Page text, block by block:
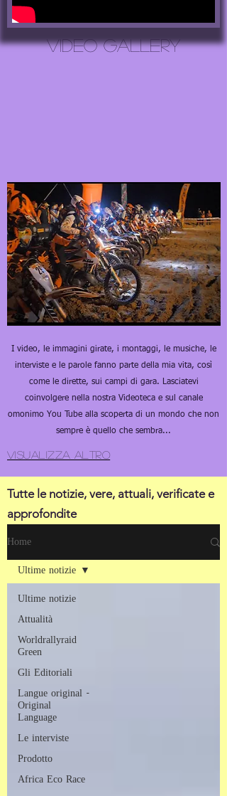
VIDEO GALLERY
I video, le immagini girate, i montaggi, le musiche, le
interviste e le parole fanno parte della mia vita, così
come le dirette, sui campi di gara. Lasciatevi
coinvolgere nella nostra Videoteca e sul canale
omonimo You Tube alla scoperta di un mondo che non
sempre è quello che sembra...
Visualizza altro
Tutte le notizie, vere, attuali, verificate e
approfondite
Home
Ultime notizie
Attualità
Worldrallyraid
Green
Gli Editoriali
Langue original -
Original
Language
Le interviste
Prodotto
Africa Eco Race
Ultime notizie